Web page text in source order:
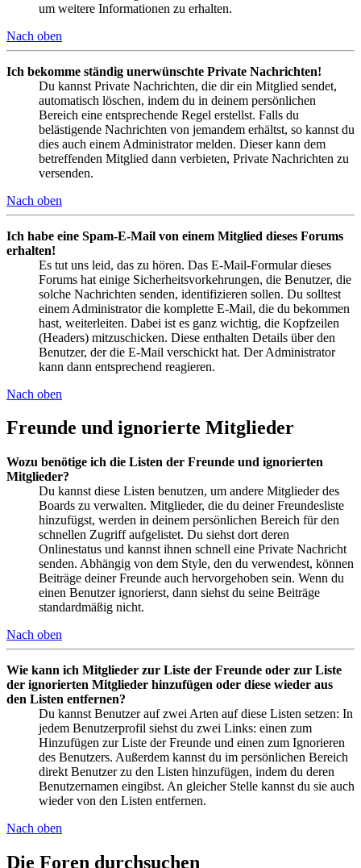
um weitere Informationen zu erhalten.
Nach oben
Ich bekomme ständig unerwünschte Private Nachrichten!
Du kannst Private Nachrichten, die dir ein Mitglied sendet,
automatisch löschen, indem du in deinem persönlichen
Bereich eine entsprechende Regel erstellst. Falls du
belästigende Nachrichten von jemandem erhältst, so kannst du
dies auch einem Administrator melden. Dieser kann dem
betreffenden Mitglied dann verbieten, Private Nachrichten zu
versenden.
Nach oben
Ich habe eine Spam-E-Mail von einem Mitglied dieses Forums
erhalten!
Es tut uns leid, das zu hören. Das E-Mail-Formular dieses
Forums hat einige Sicherheitsvorkehrungen, die Benutzer, die
solche Nachrichten senden, identifizieren sollen. Du solltest
einem Administrator die komplette E-Mail, die du bekommen
hast, weiterleiten. Dabei ist es ganz wichtig, die Kopfzeilen
(Headers) mitzuschicken. Diese enthalten Details über den
Benutzer, der die E-Mail verschickt hat. Der Administrator
kann dann entsprechend reagieren.
Nach oben
Freunde und ignorierte Mitglieder
Wozu benötige ich die Listen der Freunde und ignorierten
Mitglieder?
Du kannst diese Listen benutzen, um andere Mitglieder des
Boards zu verwalten. Mitglieder, die du deiner Freundesliste
hinzufügst, werden in deinem persönlichen Bereich für den
schnellen Zugriff aufgelistet. Du siehst dort deren
Onlinestatus und kannst ihnen schnell eine Private Nachricht
senden. Abhängig von dem Style, den du verwendest, können
Beiträge deiner Freunde auch hervorgehoben sein. Wenn du
einen Benutzer ignorierst, dann siehst du seine Beiträge
standardmäßig nicht.
Nach oben
Wie kann ich Mitglieder zur Liste der Freunde oder zur Liste
der ignorierten Mitglieder hinzufügen oder diese wieder aus
den Listen entfernen?
Du kannst Benutzer auf zwei Arten auf diese Listen setzen: In
jedem Benutzerprofil siehst du zwei Links: einen zum
Hinzufügen zur Liste der Freunde und einen zum Ignorieren
des Benutzers. Außerdem kannst du im persönlichen Bereich
direkt Benutzer zu den Listen hinzufügen, indem du deren
Benutzernamen eingibst. An gleicher Stelle kannst du sie auch
wieder von den Listen entfernen.
Nach oben
Die Foren durchsuchen